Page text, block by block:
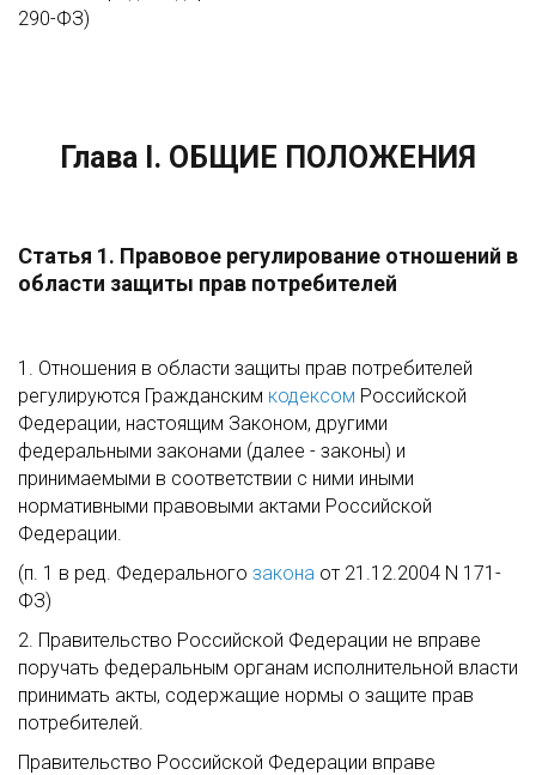
290-ФЗ)
Глава I. ОБЩИЕ ПОЛОЖЕНИЯ
Статья 1. Правовое регулирование отношений в
области защиты прав потребителей
1. Отношения в области защиты прав потребителей
регулируются Гражданским кодексом Российской
Федерации, настоящим Законом, другими
федеральными законами (далее - законы) и
принимаемыми в соответствии с ними иными
нормативными правовыми актами Российской
Федерации.
(п. 1 в ред. Федерального закона от 21.12.2004 N 171-
ФЗ)
2. Правительство Российской Федерации не вправе
поручать федеральным органам исполнительной власти
принимать акты, содержащие нормы о защите прав
потребителей.
Правительство Российской Федерации вправе